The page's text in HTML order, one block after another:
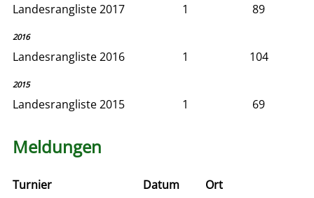
Landesrangliste 2017 1 89
2016
Landesrangliste 2016 1 104
2015
Landesrangliste 2015 1 69
Meldungen
Turnier Datum Ort